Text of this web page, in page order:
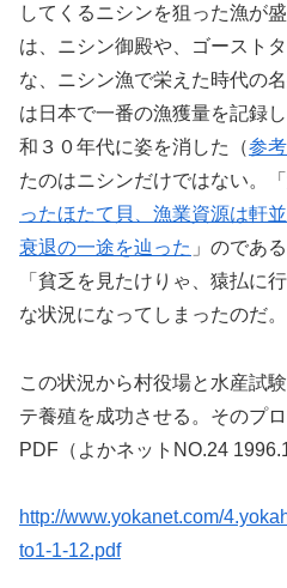
してくるニシンを狙った漁が
は、ニシン御殿や、ゴースト
な、ニシン漁で栄えた時代の
は日本で一番の漁獲量を記録
和３０年代に姿を消した（参
たのはニシンだけではない。「
ったほたて貝、漁業資源は軒
衰退の一途を辿った 」のであ
「貧乏を見たけりゃ、猿払に
な状況になってしまったのだ。
この状況から村役場と水産試
テ養殖を成功させる。そのプ
PDF（よかネットNO.24
http://www.yokanet.com/
to1-1-12.pdf